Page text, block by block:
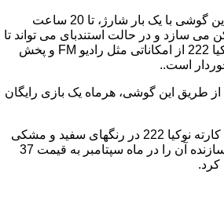
باتری 1100 میلی آمپری این گوشی با یک بار شارژ، تا 20 ساعت
و در حالت استندبای می تواند تا
FM و پخش
این گوشی، هرماه یک بازی رایگان
هر دو نسخه تک و دو سیم کارته نوکیا 222 در رنگهای سفید و مشکی
ارائه می گردد و شرکت سازنده آن را در ماه سپتامبر به قیمت 37